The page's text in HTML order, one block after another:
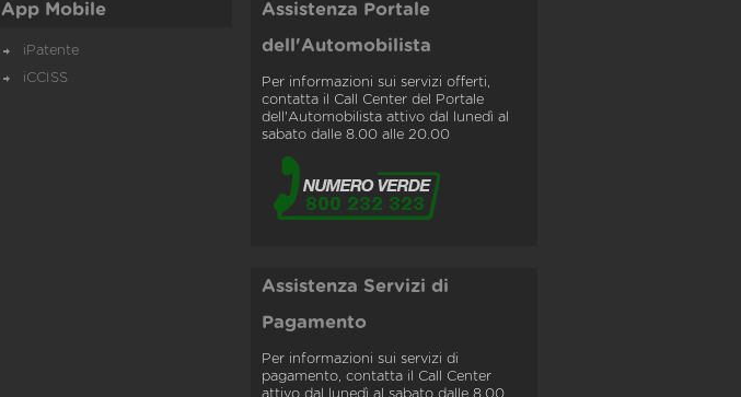
App Mobile
iPatente
iCCISS
Assistenza Portale
dell'Automobilista
Per informazioni sui servizi offerti,
contatta il Call Center del Portale
dell'Automobilista attivo dal lunedì al
sabato dalle 8.00 alle 20.00
Assistenza Servizi di
Pagamento
Per informazioni sui servizi di
pagamento, contatta il Call Center